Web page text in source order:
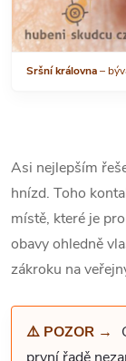
Sršní královna–
Asi nejlepším
hnízd. Toho
místě, které je
obavy ohledně
zákroku na
⚠️ POZOR →